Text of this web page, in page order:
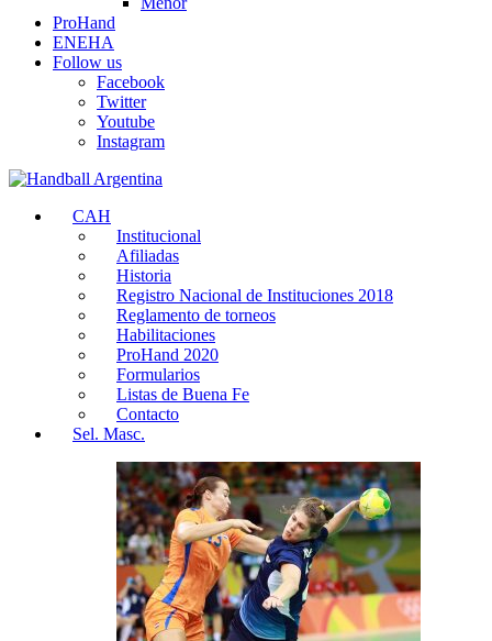
ProHand
ENEHA
Follow us
Facebook
Twitter
Youtube
Instagram
CAH
Institucional
Afiliadas
Historia
Registro Nacional de Instituciones 2018
Reglamento de torneos
Habilitaciones
ProHand 2020
Formularios
Listas de Buena Fe
Contacto
Sel. Masc.